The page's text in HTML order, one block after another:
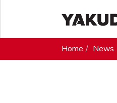
Home News